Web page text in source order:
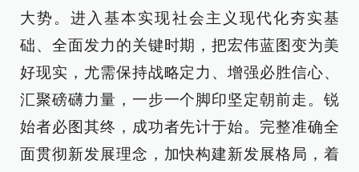
大势。进入基本实现社会主义现代化夯实基
础、全面发力的关键时期，把宏伟蓝图变为美
好现实，尤需保持战略定力、增强必胜信心、
汇聚磅礴力量，一步一个脚印坚定朝前走。锐
始者必图其终，成功者先计于始。完整准确全
面贯彻新发展理念，加快构建新发展格局，着